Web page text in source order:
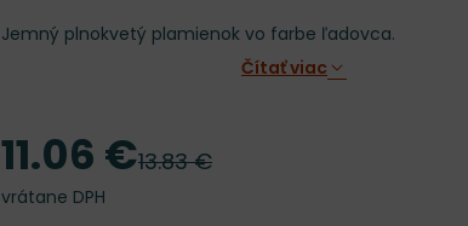
Jemný plnokvetý plamienok vo farbe ľadovca.
Čítať viac
Pôvodná cena
13.83 €
Cena
11.06 €
vrátane DPH